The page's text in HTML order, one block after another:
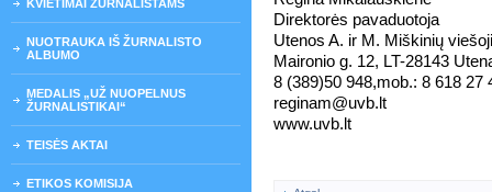
KVIETIMAI ŽURNALISTAMS
NUOTRAUKA IŠ ŽURNALISTO
ALBUMO
MEDALIS „UŽ NUOPELNUS
ŽURNALISTIKAI“
TEISĖS AKTAI
ETIKOS KOMISIJA
Direktorės pavaduotoja
Utenos A. ir M. Miškinių
Maironio g. 12, LT-28143
8 (389)50 948,mob.: 8 618 27
reginam@uvb.lt
www.uvb.lt